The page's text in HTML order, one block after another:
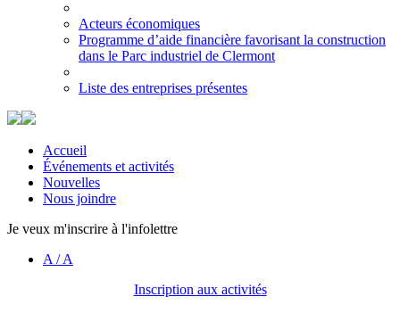
Acteurs économiques
Programme d’aide financière favorisant la construction
dans le Parc industriel de Clermont
Liste des entreprises présentes
Accueil
Événements et activités
Nouvelles
Nous joindre
Je veux m'inscrire à l'infolettre
A /A
Inscription aux activités